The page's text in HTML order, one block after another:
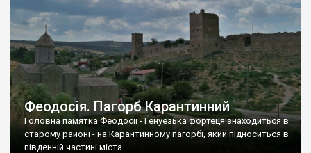
Феодосія. Пагорб Карантинний
Головна памятка Феодосії - Генуезька фортеця знаходиться в
старому районі - на Карантинному пагорбі, який підноситься в
південній частині міста.